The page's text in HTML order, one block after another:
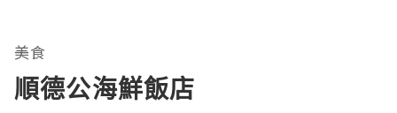
美食
順德公海鮮飯店